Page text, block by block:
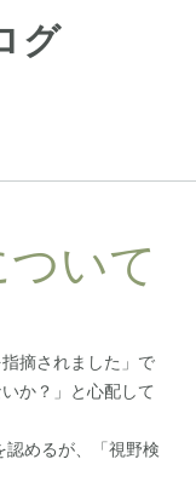
グ
いて
摘されました」で
か？」と心配して
めるが、「視野検